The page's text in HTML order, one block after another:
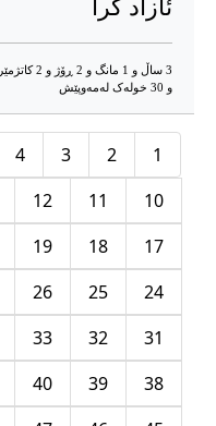
ئازاد کرا
3 ساڵ و 1 مانگ و 2 ڕۆژ و 2 کاتژمێر
و 30 خوله‌ک له‌مه‌وپێش‌
1
2
3
4
10
11
12
17
18
19
24
25
26
31
32
33
38
39
40